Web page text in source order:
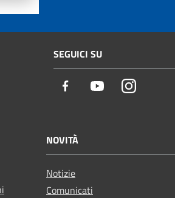
SEGUICI SU
Facebook YoutubeInstagram
NOVITÀ
Notizie
Comunicati